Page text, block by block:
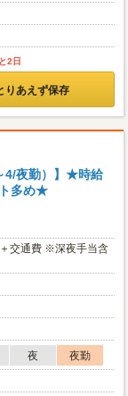
2日
りあえず保存
4/夜勤）】★時給
多め★
交通費 ※深夜手当含
夜
夜勤